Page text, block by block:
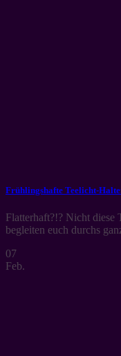
Frühlingshafte Teelicht-
Flatterhaft?!? Nicht diese
begleiten euch durchs
07
Feb.